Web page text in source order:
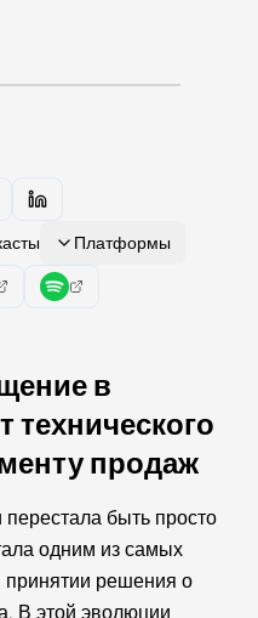
Платформы
в
технического
продаж
быть просто
одним из самых
принятии решения о
В этой эволюции